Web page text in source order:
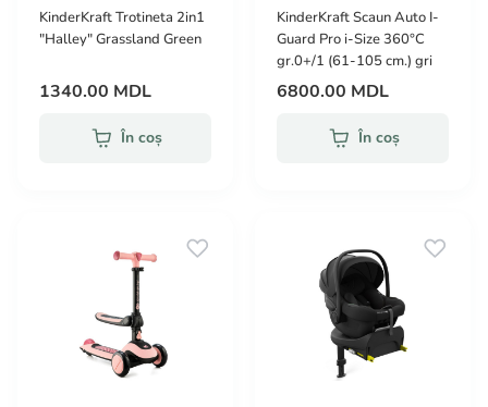
KinderKraft Trotineta 2in1
"Halley" Grassland Green
1340.00 MDL
În coș
KinderKraft Scaun Auto I-
Guard Pro i-Size 360°С
gr.0+/1 (61-105 cm.) gri
6800.00 MDL
În coș